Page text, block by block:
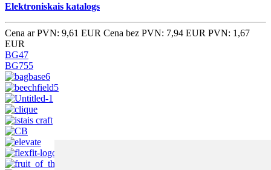
Elektroniskais katalogs
Cena ar PVN: 9,61 EUR Cena bez PVN: 7,94 EUR PVN: 1,67
EUR
BG47
BG755